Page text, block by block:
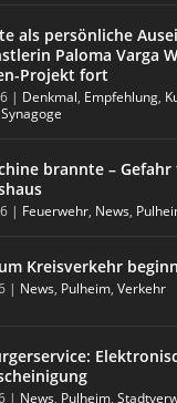
als persönliche
Paloma Varga
Projekt fort
| Denkmal, Empfehlung,
Synagoge
brannte –
| Feuerwehr, News,
Kreisverkehr
| News, Pulheim,Verkehr
| News, Pulheim,